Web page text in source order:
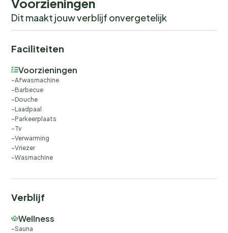
Dit maakt jouw verblijf onvergetelijk
Faciliteiten
Voorzieningen
Afwasmachine
Barbecue
Douche
Laadpaal
Parkeerplaats
Tv
Verwarming
Vriezer
Wasmachine
Verblijf
Wellness
Sauna